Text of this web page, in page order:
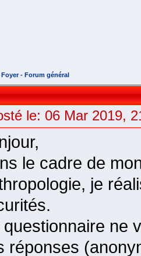
Foyer - Forum général
le: 06 Mar 2019,
le cadre de
je
questionnaire ne
réponses